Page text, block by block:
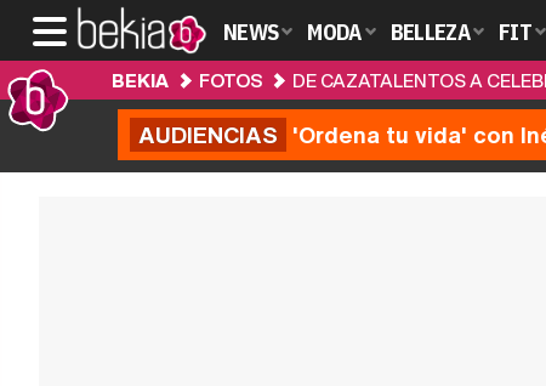
NEWS MODA BELLEZA FIT
BEKIA FOTOS DE CAZATALENTOS A
AUDIENCIAS 'Ordena tu vida' con